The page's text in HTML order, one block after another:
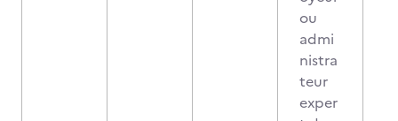
ou
admi
nistra
teur
exper